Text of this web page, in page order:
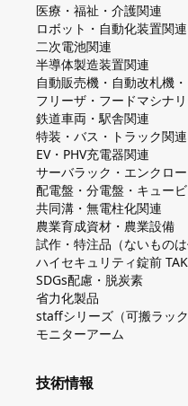
医療・福祉・介護関連
ロボット・自動化装置関連
二次電池関連
半導体製造装置関連
自動販売機・自動改札機
フリーザ・フードマシナ
鉄道車両・駅舎関連
特装・バス・トラック関連
EV・PHV充電器関連
サーバラック・エンクロ
配電盤・分電盤・キュー
共同溝・無電柱化関連
農業育成資材・農業設備
試作・特注品（ないものは
ハイセキュリティ錠前
SDGs配慮・脱炭素
省力化製品
staffシリーズ（可搬ラック
モニターアーム
技術情報